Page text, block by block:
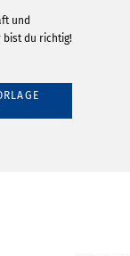
und
bist du richtig!